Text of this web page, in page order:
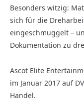
Besonders witzig:
sich für die
eingeschmuggelt –
Dokumentation zu
Ascot Elite
im Januar 2017 auf
Handel.